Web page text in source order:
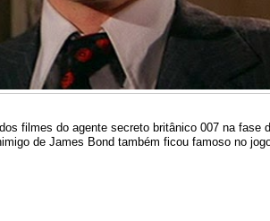
filmes do agente secreto britânico 007 na fase
de James Bond também ficou famoso no